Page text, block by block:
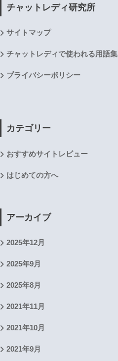
チャットレディ研究所
サイトマップ
チャットレディで使われる用語集
プライバシーポリシー
カテゴリー
おすすめサイトレビュー
はじめての方へ
アーカイブ
2025年12月
2025年9月
2025年8月
2021年11月
2021年10月
2021年9月